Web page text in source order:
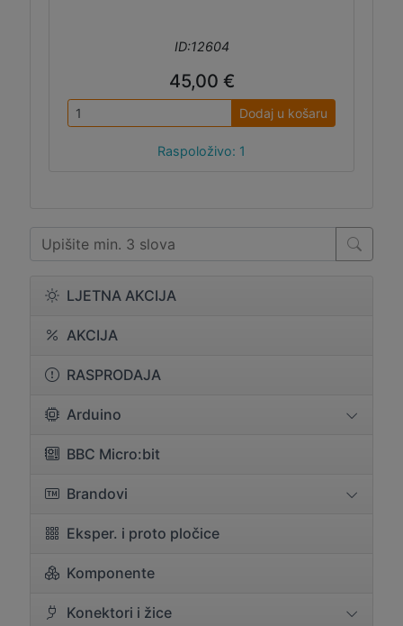
LJETNA AKCIJA
AKCIJA
RASPRODAJA
Arduino
BBC Micro:bit
Brandovi
Eksper. i proto pločice
Komponente
Konektori i žice
ID:12604
45,00 €
Dodaj u košaru
Raspoloživo: 1